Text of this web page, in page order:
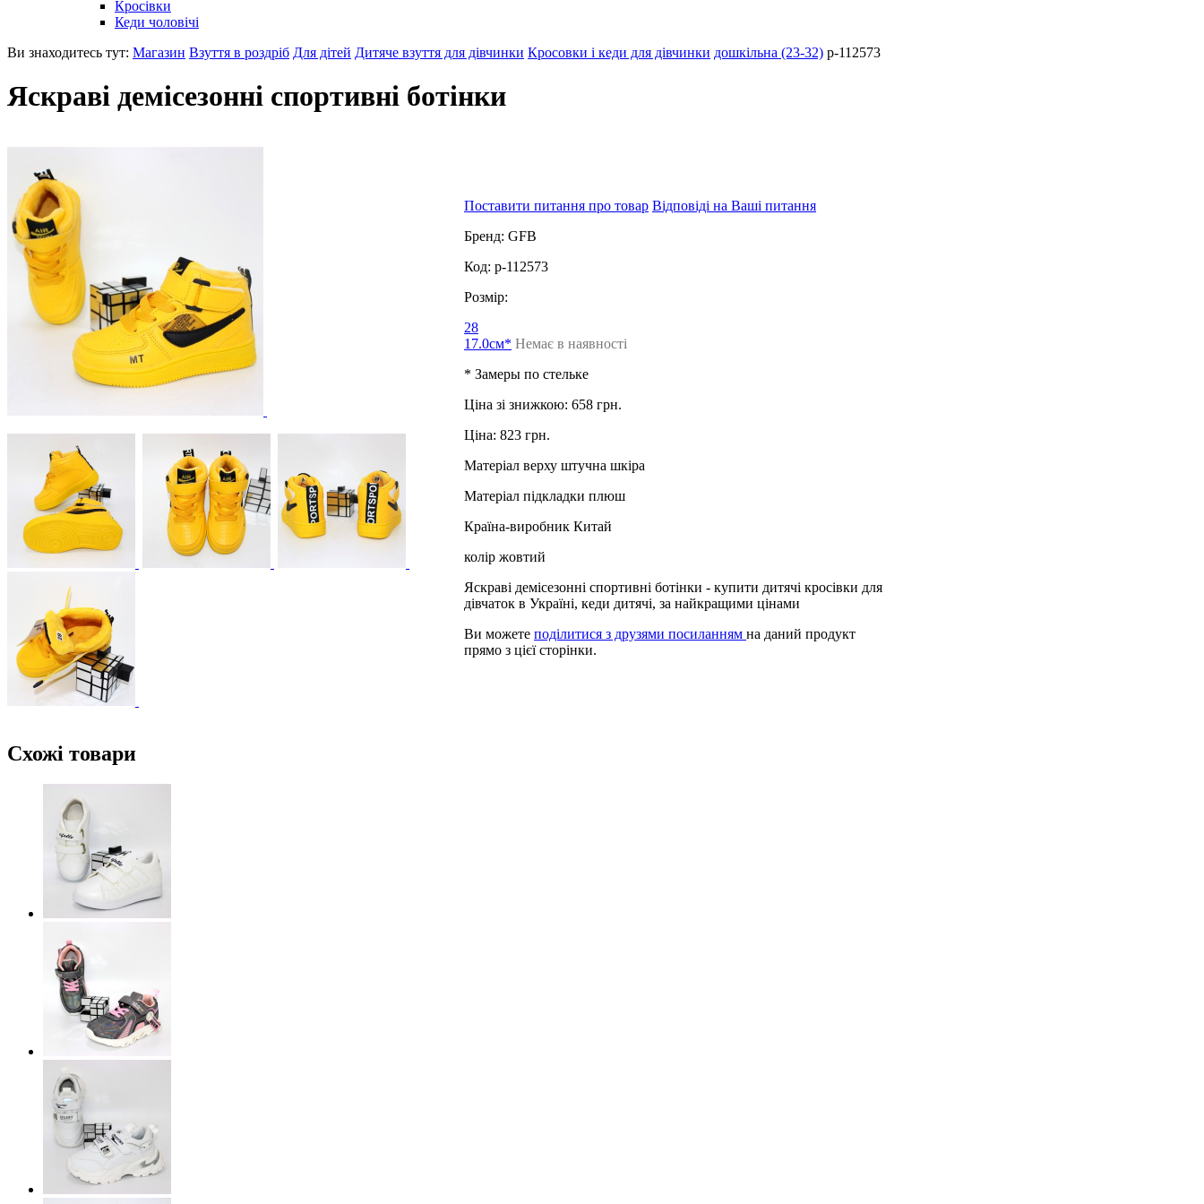
Кросівки
Кеди чоловічі
Ви знаходитесь тут: Магазин Взуття в роздріб Для дітей Дитяче взуття для дівчинки Кросовки і кеди для дівчинки дошкільна (23-32) p-112573
Яскраві демісезонні спортивні ботінки
Поставити питання про товар Відповіді на Ваші питання
Бренд: GFB
Код: p-112573
Розмір:
28
17.0см* Немає в наявності
* Замеры по стельке
Ціна зі знижкою: 658 грн.
Ціна: 823 грн.
Матеріал верху штучна шкіра
Матеріал підкладки плюш
Країна-виробник Китай
колір жовтий
Яскраві демісезонні спортивні ботінки - купити дитячі кросівки для
дівчаток в Україні, кеди дитячі, за найкращими цінами
Ви можете поділитися з друзями посиланням на даний продукт
прямо з цієї сторінки.
Схожі товари